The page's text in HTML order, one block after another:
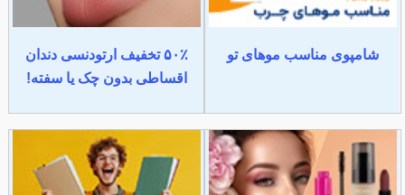
شامپوی مناسب موهای تو
۵۰٪ تخفیف ارتودنسی دندان
اقساطی بدون چک یا سفته!